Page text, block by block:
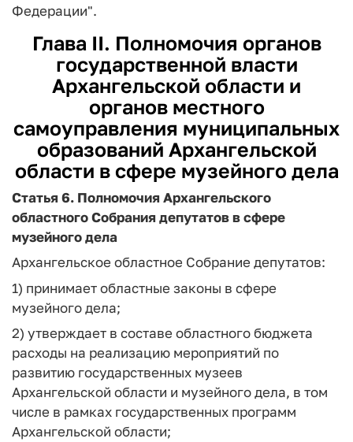
Федерации".
Глава II. Полномочия органов
государственной власти
Архангельской области и
органов местного
самоуправления муниципальных
образований Архангельской
области в сфере музейного дела
Статья 6. Полномочия Архангельского
областного Собрания депутатов в сфере
музейного дела
Архангельское областное Собрание депутатов:
1) принимает областные законы в сфере
музейного дела;
2) утверждает в составе областного бюджета
расходы на реализацию мероприятий по
развитию государственных музеев
Архангельской области и музейного дела, в том
числе в рамках государственных программ
Архангельской области;